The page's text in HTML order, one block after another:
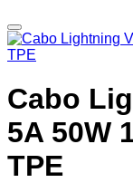
Cabo
5A 50W
TPE